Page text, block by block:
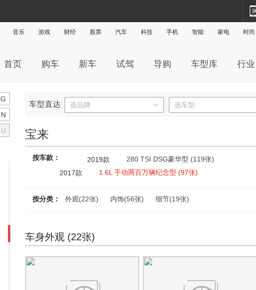
音乐 游戏 财经 股票 汽车 科技 手机 智能 家电 时尚
首页 购车 新车 试驾 导购 车型库 行业
G
N
U
车型直达 选品牌 选车型
宝来
按车款： 2019款
280 TSI DSG豪华型 (119张)
2017款
1.6L 手动两百万辆纪念型 (97张)
按分类： 外观(22张) 内饰(56张) 细节(19张)
车身外观 (22张)